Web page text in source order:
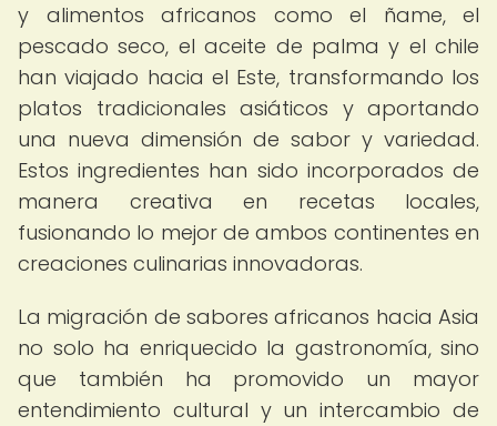
y alimentos africanos como el ñame, el
pescado seco, el aceite de palma y el chile
han viajado hacia el Este, transformando los
platos tradicionales asiáticos y aportando
una nueva dimensión de sabor y variedad.
Estos ingredientes han sido incorporados de
manera creativa en recetas locales,
fusionando lo mejor de ambos continentes en
creaciones culinarias innovadoras.
La migración de sabores africanos hacia Asia
no solo ha enriquecido la gastronomía, sino
que también ha promovido un mayor
entendimiento cultural y un intercambio de